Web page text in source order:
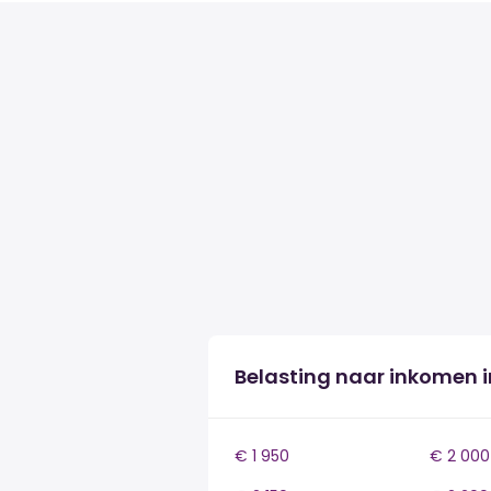
Belasting naar inkomen
€ 1 950 € 2 000